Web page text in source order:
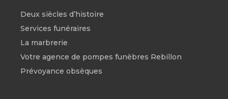
Deux siècles d’histoire
Services funéraires
La marbrerie
Votre agence de pompes funèbres Rebillon
Prévoyance obsèques